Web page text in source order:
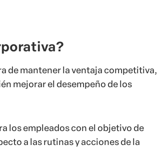
de mantener la ventaja competitiva,
mejorar el desempeño de los
los empleados con el objetivo de
a las rutinas y acciones de la